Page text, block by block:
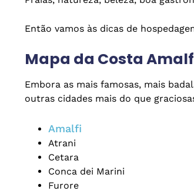
Então vamos às dicas de
Mapa da Costa
Embora as mais famosas, mais
outras cidades mais do que
Amalfi
Atrani
Cetara
Conca dei Marini
Furore